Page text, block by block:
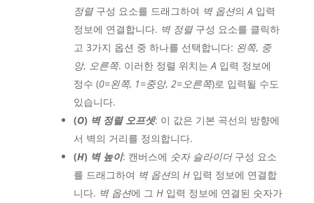
정렬구성 요소를 드래그하여 벽 옵션의 A 입력
정보에 연결합니다. 벽 정렬구성 요소를 클릭하
고 3가지 옵션 중 하나를 선택합니다: 왼쪽, 중
앙, 오른쪽. 이러한 정렬 위치는 A 입력 정보에
정수 (0=왼쪽, 1=중앙, 2=오른쪽)로 입력될 수도
있습니다.
(O) 벽 정렬 오프셋: 이 값은 기본 곡선의 방향에
서 벽의 거리를 정의합니다.
(H) 벽 높이: 캔버스에 숫자 슬라이더구성 요소
를 드래그하여 벽 옵션의 H입력 정보에 연결합
니다. 벽 옵션에 그 H입력 정보에 연결된 숫자가